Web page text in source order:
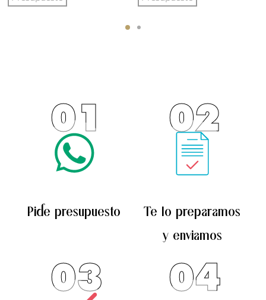
opciones
página
producto
Pide presupuesto
01
Te lo preparamos
y enviamos
02
03 04